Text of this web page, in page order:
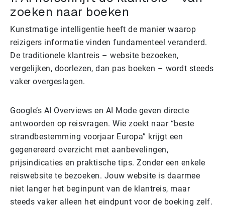
zoeken naar boeken
Kunstmatige intelligentie heeft de manier waarop
reizigers informatie vinden fundamenteel veranderd.
De traditionele klantreis – website bezoeken,
vergelijken, doorlezen, dan pas boeken – wordt steeds
vaker overgeslagen.
Google’s AI Overviews en AI Mode geven directe
antwoorden op reisvragen. Wie zoekt naar “beste
strandbestemming voorjaar Europa” krijgt een
gegenereerd overzicht met aanbevelingen,
prijsindicaties en praktische tips. Zonder een enkele
reiswebsite te bezoeken. Jouw website is daarmee
niet langer het beginpunt van de klantreis, maar
steeds vaker alleen het eindpunt voor de boeking zelf.